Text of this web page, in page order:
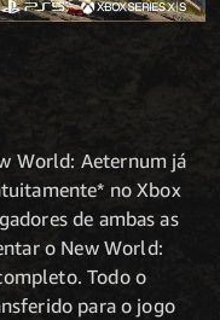
World: Aeternum já
no Xbox
de ambas as
o New World:
Todo o
para o jogo